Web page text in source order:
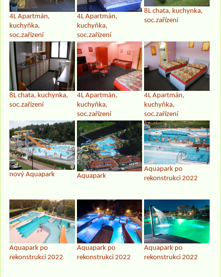
4L Apartmán,
kuchyňka,
soc.zařízení
4L Apartmán,
kuchyňka,
soc.zařízení
8L chata, kuchynka,
soc.zařízení
8L chata, kuchynka,
soc.zařízení
4L Apartmán,
kuchyňka,
soc.zařízení
4L Apartmán,
kuchyňka,
soc.zařízení
nový Aquapark Aquapark
Aquapark po
rekonstrukci 2022
Aquapark po
rekonstrukci 2022
Aquapark po
rekonstrukci 2022
Aquapark po
rekonstrukci 2022